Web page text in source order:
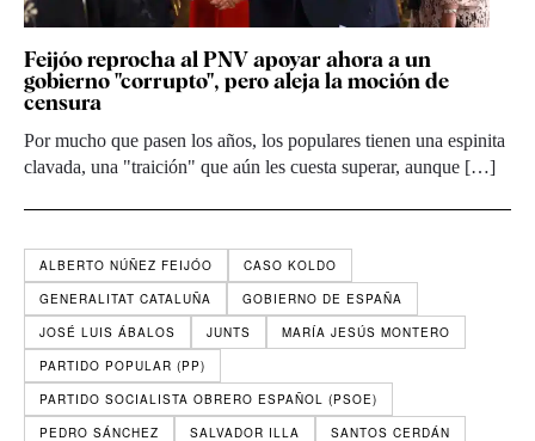
Feijóo reprocha al PNV apoyar ahora a un
gobierno "corrupto", pero aleja la moción de
censura
Por mucho que pasen los años, los populares tienen una espinita
clavada, una "traición" que aún les cuesta superar, aunque […]
ALBERTO NÚÑEZ FEIJÓO
CASO KOLDO
GENERALITAT CATALUÑA
GOBIERNO DE ESPAÑA
JOSÉ LUIS ÁBALOS
JUNTS
MARÍA JESÚS MONTERO
PARTIDO POPULAR (PP)
PARTIDO SOCIALISTA OBRERO ESPAÑOL (PSOE)
PEDRO SÁNCHEZ
SALVADOR ILLA SANTOS CERDÁN